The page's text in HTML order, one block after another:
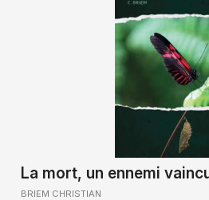
La mort, un ennemi
BRIEM CHRISTIAN